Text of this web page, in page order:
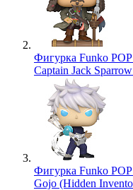
Фигурка Funko
Captain Jack
Фигурка Funko
Gojo (Hidden